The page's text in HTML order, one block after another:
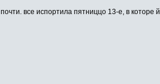
почти. все испортила пятниццо 13-е, в которе